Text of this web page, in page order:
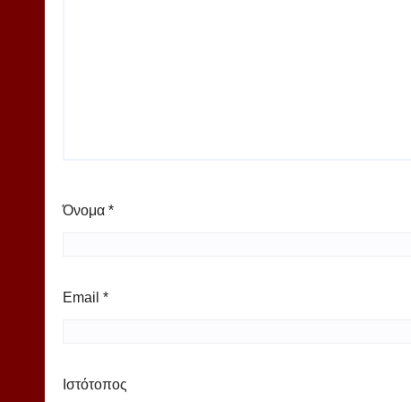
Όνομα *
Email *
Ιστότοπος